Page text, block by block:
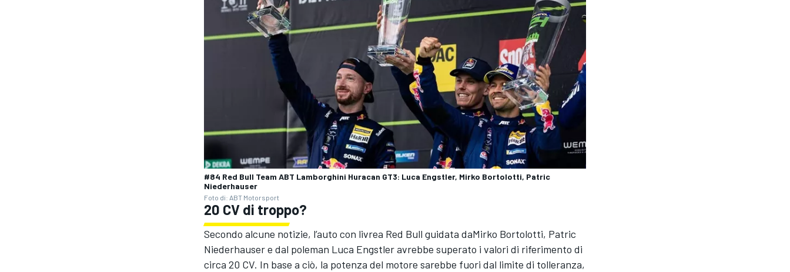
#84 Red Bull Team ABT Lamborghini Huracan GT3: Luca Engstler, Mirko Bortolotti, Patric
Niederhauser
Foto di: ABT Motorsport
20 CV di troppo?
Secondo alcune notizie, l’auto con livrea Red Bull guidata daMirko Bortolotti, Patric
Niederhauser e dal poleman Luca Engstler avrebbe superato i valori di riferimento di
circa 20 CV. In base a ciò, la potenza del motore sarebbe fuori dal limite di tolleranza,